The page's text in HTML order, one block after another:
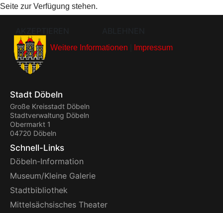
Stadt Döbeln
Große Kreisstadt Döbeln
Stadtverwaltung Döbeln
Obermarkt 1
04720 Döbeln
Schnell-Links
Döbeln-Information
Museum/Kleine Galerie
Stadtbibliothek
Mittelsächsisches Theater
Seite zur Verfügung stehen.
Weitere Informationen Impressum